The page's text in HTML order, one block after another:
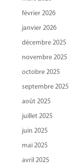
février 2026
janvier 2026
décembre 2025
novembre 2025
octobre 2025
septembre 2025
août 2025
juillet 2025
juin 2025
mai 2025
avril 2025